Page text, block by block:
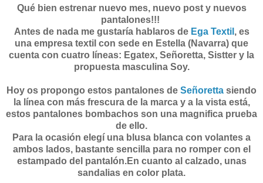
Qué bien estrenar nuevo mes, nuevo post y nuevos
pantalones!!!
Antes de nada me gustaría hablaros de Ega Textil , es
una empresa textil con sede en Estella (Navarra) que
cuenta con cuatro líneas: Egatex, Señoretta, Sistter y la
propuesta masculina Soy.
Hoy os propongo estos pantalones de Señoretta siendo
la línea con más frescura de la marca y a la vista está,
estos pantalones bombachos son una magnifica prueba
de ello.
Para la ocasión elegí una blusa blanca con volantes a
ambos lados, bastante sencilla para no romper con el
estampado del pantalón.En cuanto al calzado, unas
sandalias en color plata.